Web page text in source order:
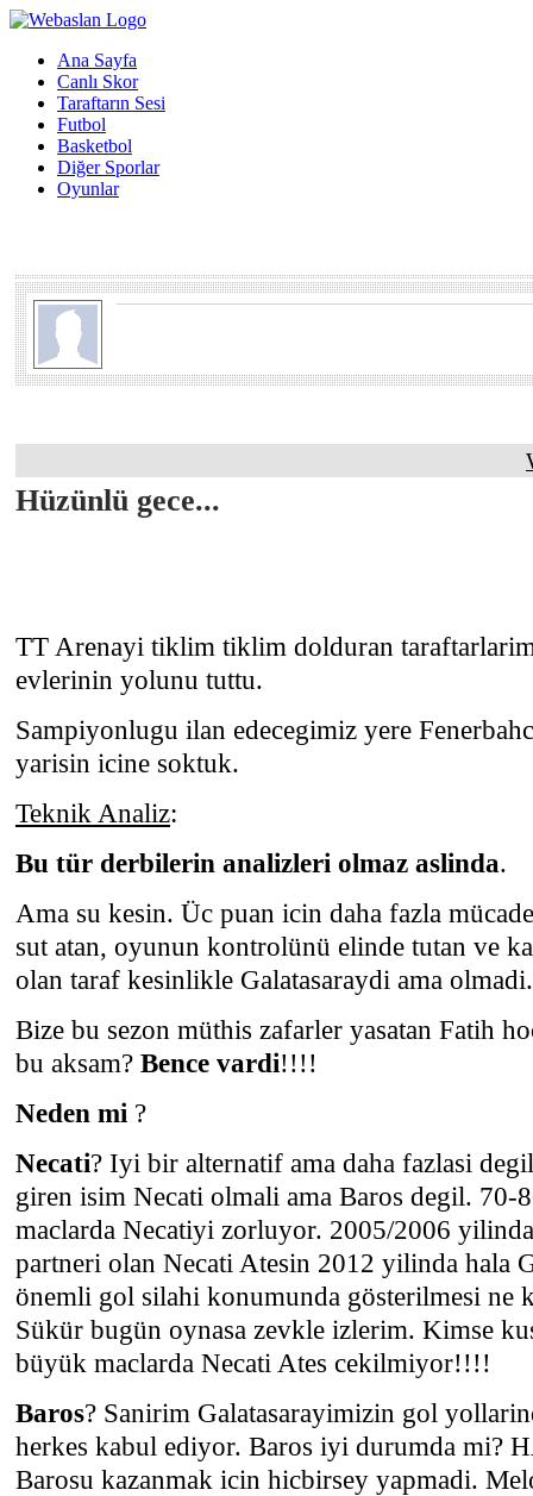
Ana Sayfa
Canlı Skor
Taraftarın Sesi
Futbol
Basketbol
Diğer Sporlar
Oyunlar
Hüzünlü gece...
TT Arenayi tiklim tiklim dolduran
evlerinin yolunu tuttu.
Sampiyonlugu ilan edecegimiz yere
yarisin icine soktuk.
Teknik Analiz:
Bu tür derbilerin analizleri olmaz aslinda.
Ama su kesin. Üc puan icin daha fazla
sut atan, oyunun kontrolünü elinde tutan ve
olan taraf kesinlikle Galatasaraydi ama olmadi.
Bize bu sezon müthis zafarler yasatan Fatih
bu aksam? Bence vardi!!!!
Neden mi ?
Necati? Iyi bir alternatif ama daha fazlasi
giren isim Necati olmali ama Baros degil. 70-
maclarda Necatiyi zorluyor. 2005/2006
partneri olan Necati Atesin 2012 yilinda hala
önemli gol silahi konumunda gösterilmesi ne
Sükür bugün oynasa zevkle izlerim. Kimse
büyük maclarda Necati Ates cekilmiyor!!!!
Baros? Sanirim Galatasarayimizin gol
herkes kabul ediyor. Baros iyi durumda mi?
Barosu kazanmak icin hicbirsey yapmadi.